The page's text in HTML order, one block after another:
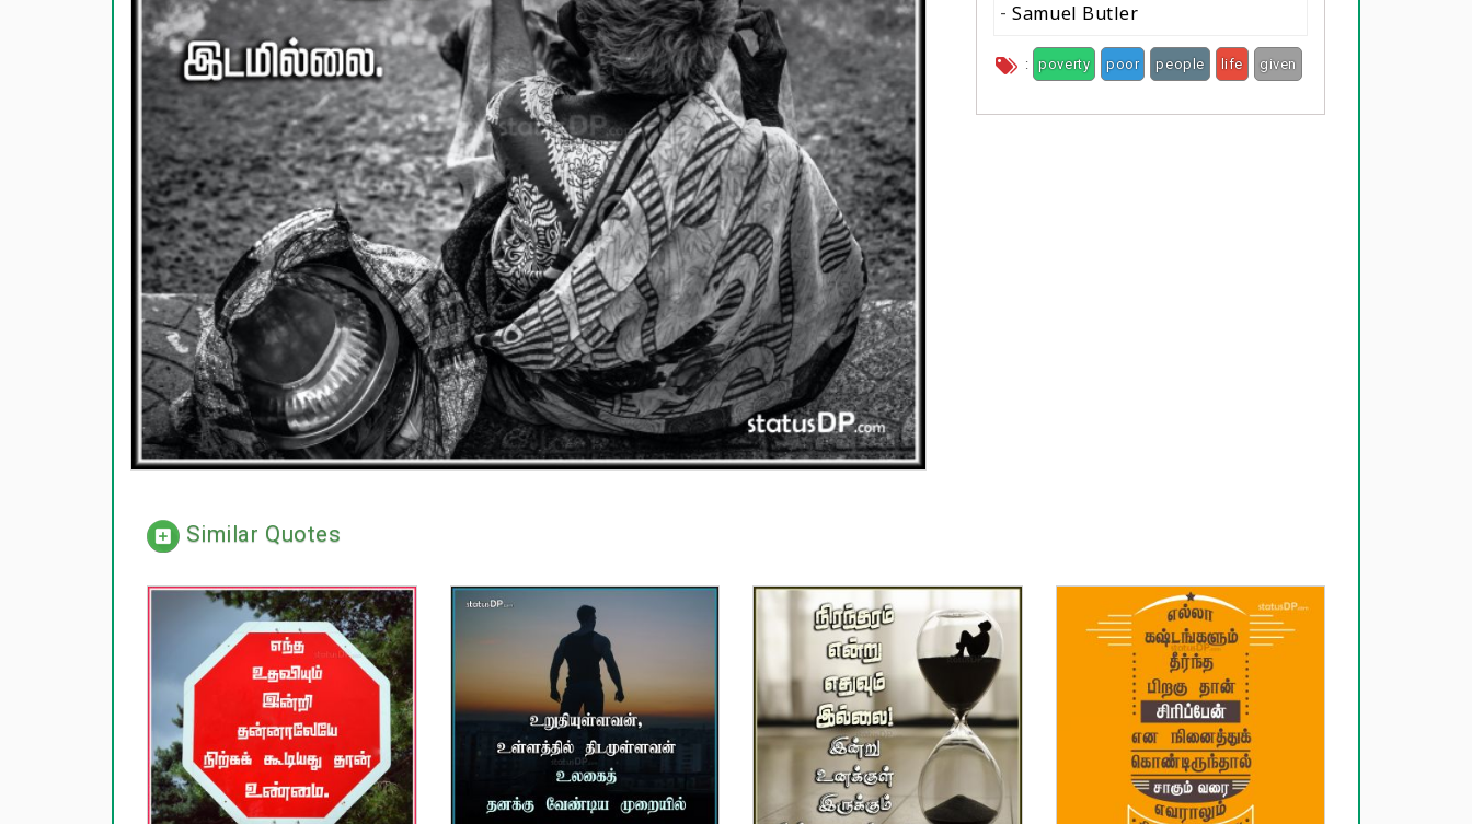
நட்பு பொன்மொழிகள்
சிரிப்பு பொன்மொழிகள்
கடவுள் பொன்மொழிகள்
வாழ்த்து பொன்மொழிகள்
பண்டிகை வாழ்த்துக்கள்
-Samuel Butler
: poverty poor people life given
Similar Quotes